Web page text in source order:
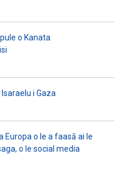
o Kanata
i Gaza
Europa o le a faasā ai le
o le social media